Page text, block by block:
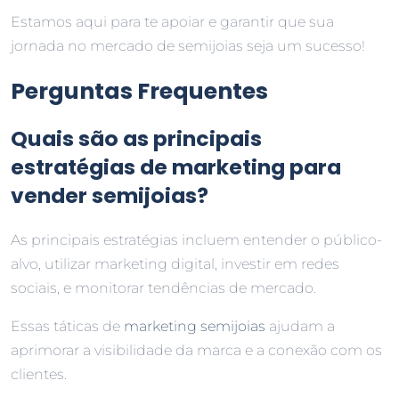
Estamos aqui para te apoiar e garantir que sua
jornada no mercado de semijoias seja um sucesso!
Perguntas Frequentes
Quais são as principais
estratégias de marketing para
vender semijoias?
As principais estratégias incluem entender o público-
alvo, utilizar marketing digital, investir em redes
sociais, e monitorar tendências de mercado.
Essas táticas de marketing semijoias ajudam a
aprimorar a visibilidade da marca e a conexão com os
clientes.